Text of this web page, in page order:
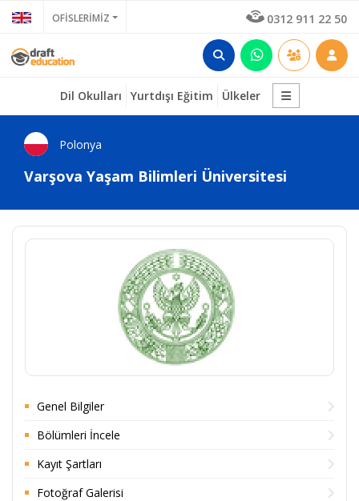
OFİSLERİMİZ 0312 911 22 50
Dil Okulları Yurtdışı Eğitim Ülkeler
Polonya
Varşova Yaşam Bilimleri Üniversitesi
Genel Bilgiler
Bölümleri İncele
Kayıt Şartları
Fotoğraf Galerisi